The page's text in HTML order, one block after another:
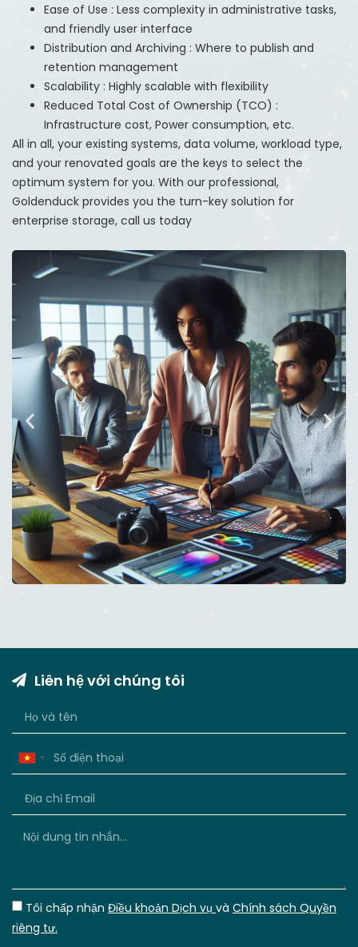
Ease of Use : Less complexity in administrative tasks,
and friendly user interface
Distribution and Archiving : Where to publish and
retention management
Scalability : Highly scalable with flexibility
Reduced Total Cost of Ownership (TCO) :
Infrastructure cost, Power consumption, etc.
All in all, your existing systems, data volume, workload type,
and your renovated goals are the keys to select the
optimum system for you. With our professional,
Goldenduck provides you the turn-key solution for
enterprise storage, call us today
Liên hệ với chúng tôi
Vietnam
Tôi chấp nhận Điều khoản Dịch vụ và Chính sách Quyền
riêng tư.